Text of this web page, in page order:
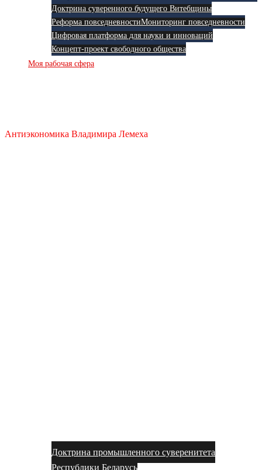
Доктрина суверенного будущего Витебщины
Реформа повседневностиМониторинг повседневности
Цифровая платформа для науки и инноваций
Концепт-проект свободного общества
Моя рабочая сфера
Антиэкономика Владимира Лемеха
Доктрина промышленного суверенитета
Республики Беларусь